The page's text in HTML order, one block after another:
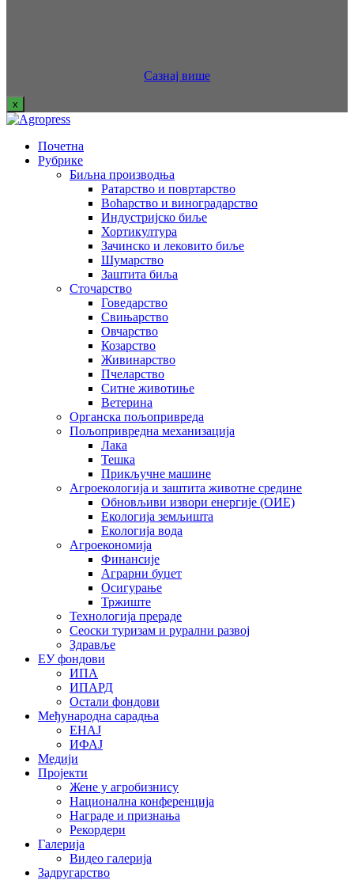
Сазнај више
x
Почетна
Рубрике
Биљна производња
Ратарство и повртарство
Воћарство и виноградарство
Индустријско биље
Хортикултура
Зачинско и лековито биље
Шумарство
Заштита биља
Сточарство
Говедарство
Свињарство
Овчарство
Козарство
Живинарство
Пчеларство
Ситне животиње
Ветерина
Органска пољопривреда
Пољопривредна механизација
Лака
Тешка
Прикључне машине
Агроекологија и заштита животне средине
Обновљиви извори енергије (ОИЕ)
Екологија земљишта
Екологија вода
Агроекономија
Финансије
Аграрни буџет
Осигурање
Тржиште
Технологија прераде
Сеоски туризам и рурални развој
Здравље
ЕУ фондови
ИПА
ИПАРД
Остали фондови
Међународна сарадња
ЕНАЈ
ИФАЈ
Медији
Пројекти
Жене у агробизнису
Национална конференција
Награде и признања
Рекордери
Галерија
Видео галерија
Задругарство